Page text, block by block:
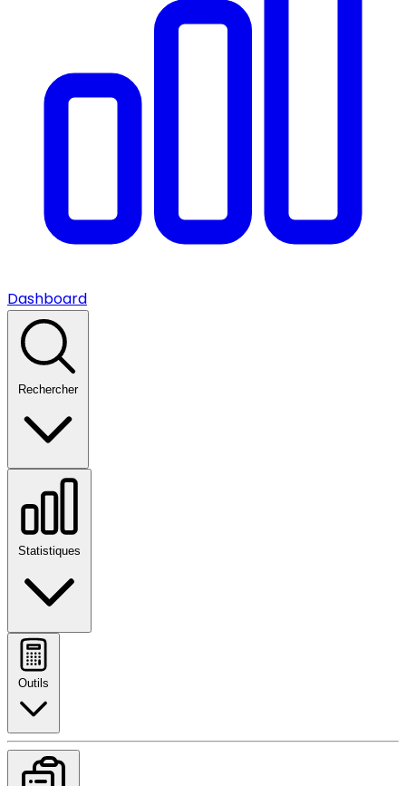
Dashboard
Rechercher
Statistiques
Outils